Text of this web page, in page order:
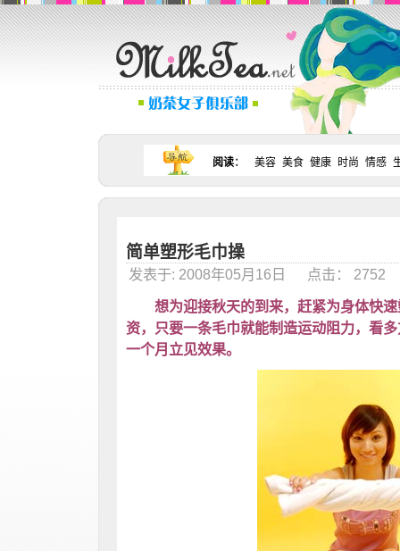
阅读： 美容 美食 健康 时尚 情感
简单塑形毛巾操
发表于: 2008年05月16日 点击： 2752
想为迎接秋天的到来，赶紧为身体快
资，只要一条毛巾就能制造运动阻力，看
一个月立见效果。